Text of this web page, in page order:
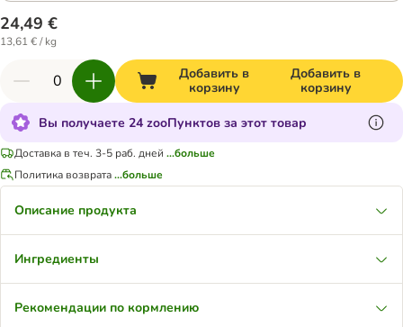
24,49 €
13,61 € / kg
Добавить в
корзину
Добавить в
корзину
Вы получаете 24 zooПунктов за этот товар
Доставка в теч. 3-5 раб. дней ...больше
Политика возврата...больше
Описание продукта
Ингредиенты
Рекомендации по кормлению